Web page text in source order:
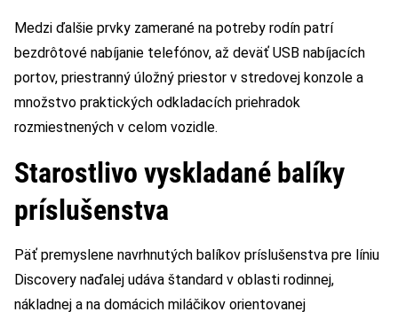
Medzi ďalšie prvky zamerané na potreby rodín patrí
bezdrôtové nabíjanie telefónov, až deväť USB nabíjacích
portov, priestranný úložný priestor v stredovej konzole a
množstvo praktických odkladacích priehradok
rozmiestnených v celom vozidle.
Starostlivo vyskladané balíky
príslušenstva
Päť premyslene navrhnutých balíkov príslušenstva pre líniu
Discovery naďalej udáva štandard v oblasti rodinnej,
nákladnej a na domácich miláčikov orientovanej